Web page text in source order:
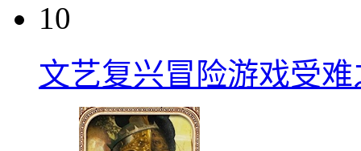
10
文艺复兴冒险游戏受